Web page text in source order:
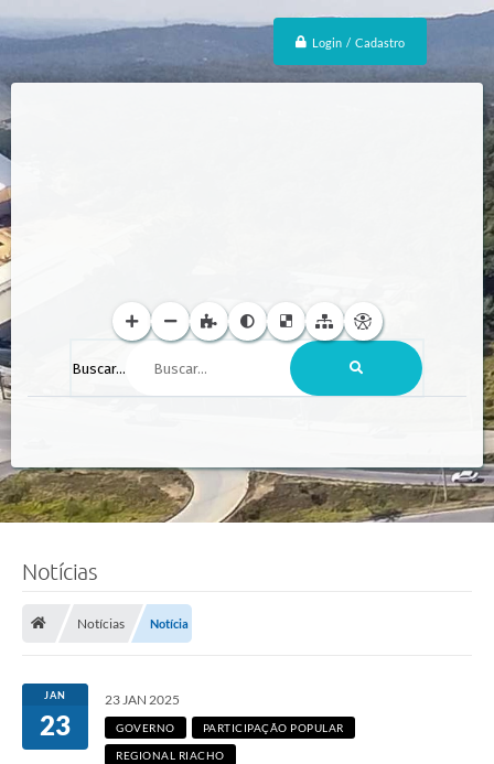
Login / Cadastro
Buscar...
Notícias
Notícias Notícia
JAN
23
23 JAN 2025
GOVERNO PARTICIPAÇÃO POPULAR
REGIONAL RIACHO
R
o